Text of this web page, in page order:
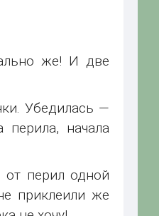
же! И две
Убедилась —
начала
от перил одной
приклеили же